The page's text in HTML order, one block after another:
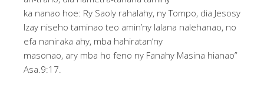
ka nanao hoe: Ry Saoly rahalahy, ny Tompo, dia Jesosy
Izay niseho taminao teo amin’ny lalana nalehanao, no
efa naniraka ahy, mba hahiratan’ny
masonao, ary mba ho feno ny Fanahy Masina hianao”
Asa.9:17.